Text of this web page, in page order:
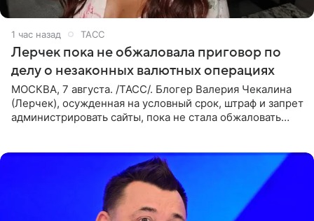
1 час назад ТАСС
Лерчек пока не обжаловала приговор по
делу о незаконных валютных операциях
МОСКВА, 7 августа. /ТАСС/. Блогер Валерия Чекалина
(Лерчек), осужденная на условный срок, штраф и запрет
администрировать сайты, пока не стала обжаловать